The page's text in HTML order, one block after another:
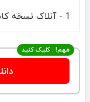
1 - آنلاک نسخه کامل بازی
مهم! : کلیک کنید